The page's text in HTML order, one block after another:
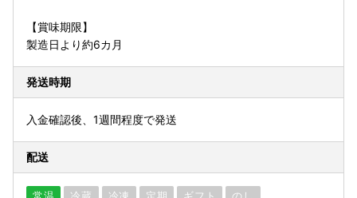
【賞味期限】
製造日より約6カ月
発送時期
入金確認後、1週間程度で発送
配送